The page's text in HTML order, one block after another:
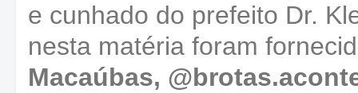
e cunhado do prefeito Dr.
nesta matéria foram
Macaúbas,